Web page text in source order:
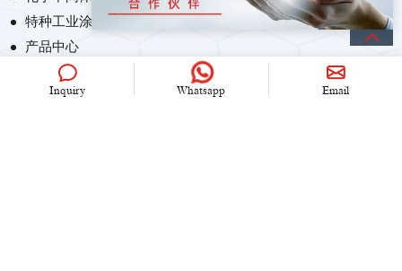
特种工业涂料
产品中心
联系我们
Inquiry Whatsapp Email